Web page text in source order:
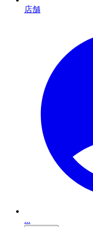
店舗
...